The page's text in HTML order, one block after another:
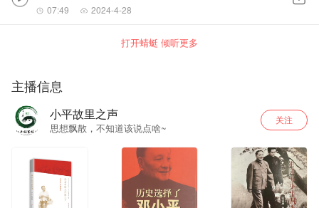
07:49 2024-4-28
打开蜻蜓 倾听更多
主播信息
小平故里之声
思想飘散，不知道该说点啥~
关注